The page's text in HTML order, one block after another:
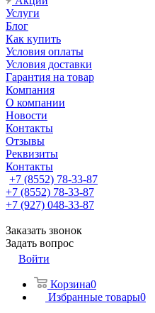
Услуги
Блог
Как купить
Условия оплаты
Условия доставки
Гарантия на товар
Компания
О компании
Новости
Контакты
Отзывы
Реквизиты
Контакты
+7 (8552) 78-33-87
+7 (8552) 78-33-87
+7 (927) 048-33-87
Заказать звонок
Задать вопрос
Войти
Корзина0
Избранные товары0